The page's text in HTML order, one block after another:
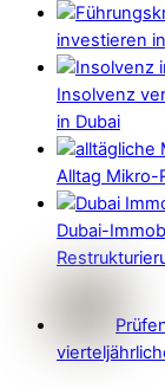
investieren
Insolvenz
in Dubai
Alltag Mikro-
Dubai-